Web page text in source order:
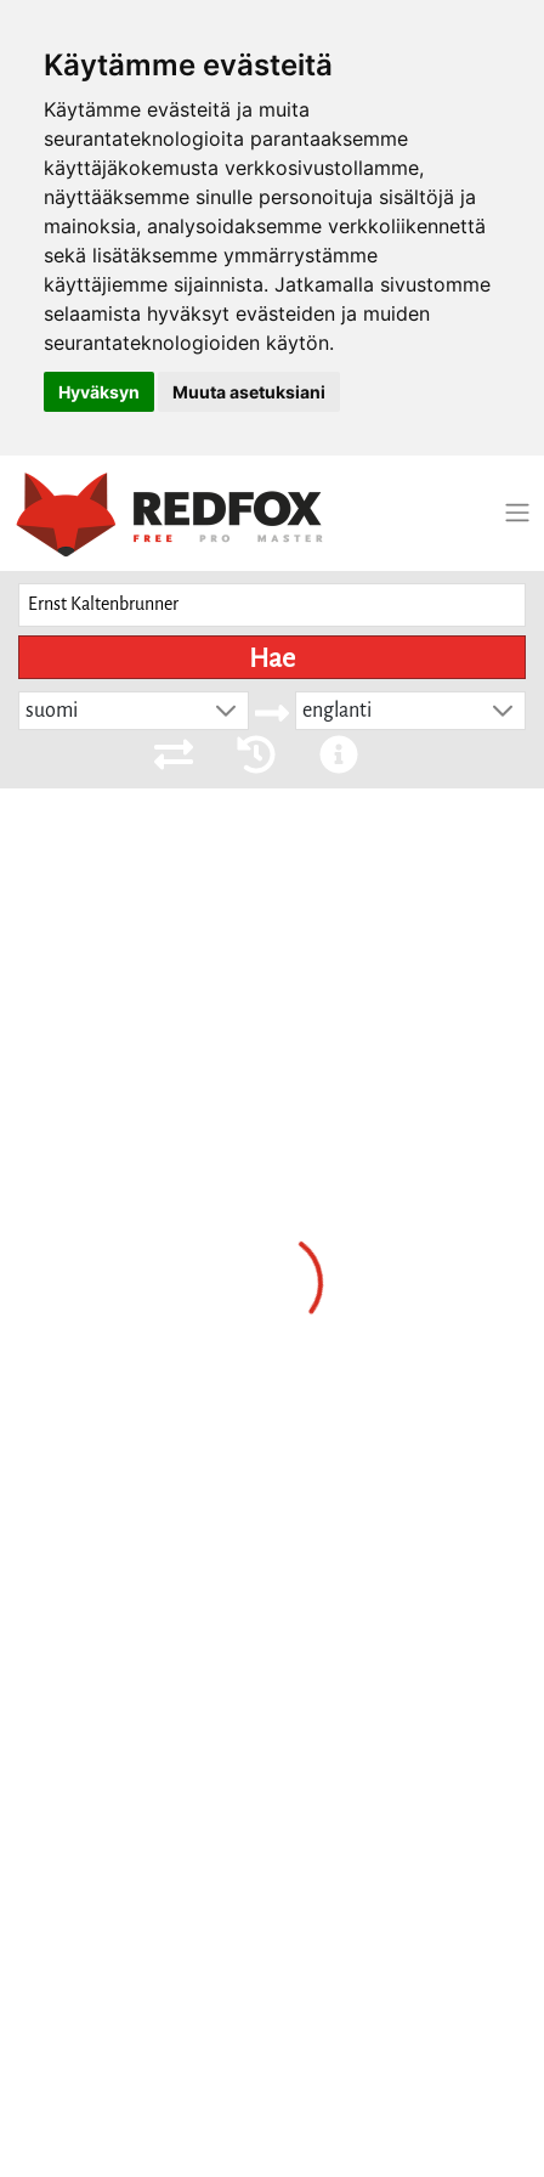
Käytämme evästeitä
Käytämme evästeitä ja muita
seurantateknologioita parantaaksemme
käyttäjäkokemusta verkkosivustollamme,
näyttääksemme sinulle personoituja sisältöjä ja
mainoksia, analysoidaksemme verkkoliikennettä
sekä lisätäksemme ymmärrystämme
käyttäjiemme sijainnista. Jatkamalla sivustomme
selaamista hyväksyt evästeiden ja muiden
seurantateknologioiden käytön.
Hyväksyn Muuta asetuksiani
Hae
suomi englanti